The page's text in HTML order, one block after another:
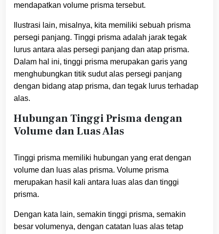
mendapatkan volume prisma tersebut.
Ilustrasi lain, misalnya, kita memiliki sebuah prisma
persegi panjang. Tinggi prisma adalah jarak tegak
lurus antara alas persegi panjang dan atap prisma.
Dalam hal ini, tinggi prisma merupakan garis yang
menghubungkan titik sudut alas persegi panjang
dengan bidang atap prisma, dan tegak lurus terhadap
alas.
Hubungan Tinggi Prisma dengan
Volume dan Luas Alas
Tinggi prisma memiliki hubungan yang erat dengan
volume dan luas alas prisma. Volume prisma
merupakan hasil kali antara luas alas dan tinggi
prisma.
Dengan kata lain, semakin tinggi prisma, semakin
besar volumenya, dengan catatan luas alas tetap